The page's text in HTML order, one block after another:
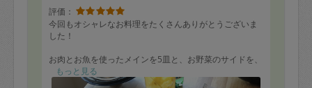
評価：
今回もオシャレなお料理をたくさんありがとうございま
した！
お肉とお魚を使ったメインを5皿と、お野菜のサイドを、
子供にもちょうど良い味付けで作っていただきました。
もっと見る